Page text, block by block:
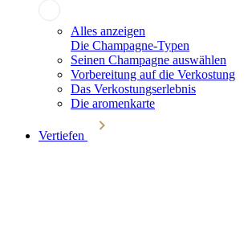
Alles anzeigen
Die Champagne-Typen
Seinen Champagne auswählen
Vorbereitung auf die Verkostung
Das Verkostungserlebnis
Die aromenkarte
Vertiefen